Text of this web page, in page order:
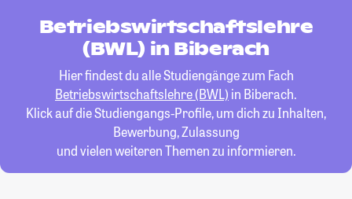
Betriebswirtschaftslehre
(BWL) in Biberach
Hier findest du alle Studiengänge zum Fach
Betriebswirtschaftslehre (BWL) in Biberach.
Klick auf die Studiengangs-Profile, um dich zu Inhalten,
Bewerbung, Zulassung
und vielen weiteren Themen zu informieren.